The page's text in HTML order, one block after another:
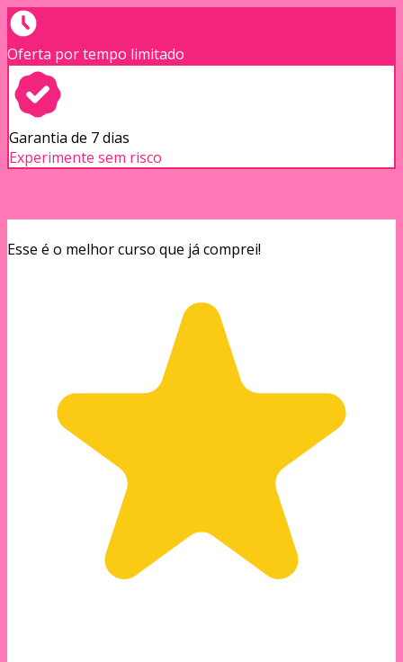
Oferta por tempo limitado
Garantia de 7 dias
Experimente sem risco
Esse é o melhor curso que já comprei!